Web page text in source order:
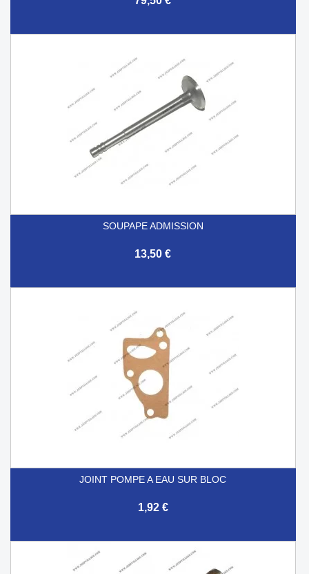
SOUPAPE ADMISSION
13,50 €
JOINT POMPE A EAU SUR BLOC
1,92 €